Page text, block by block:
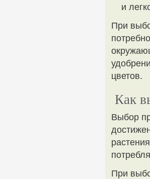
и
При
цветов.
Как
Выбор
При